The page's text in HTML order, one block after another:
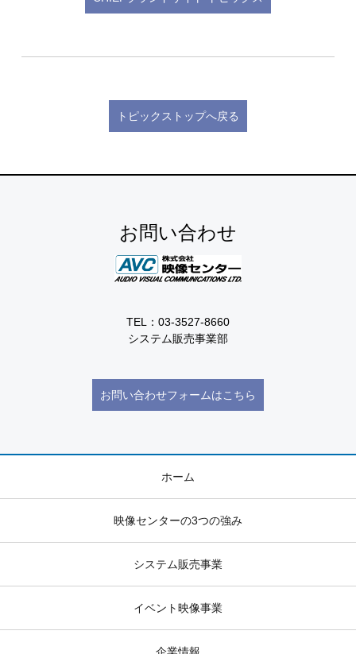
トピックストップへ戻る
お問い合わせ
TEL：03-3527-8660
システム販売事業部
お問い合わせフォームはこちら
ホーム
映像センターの3つの強み
システム販売事業
イベント映像事業